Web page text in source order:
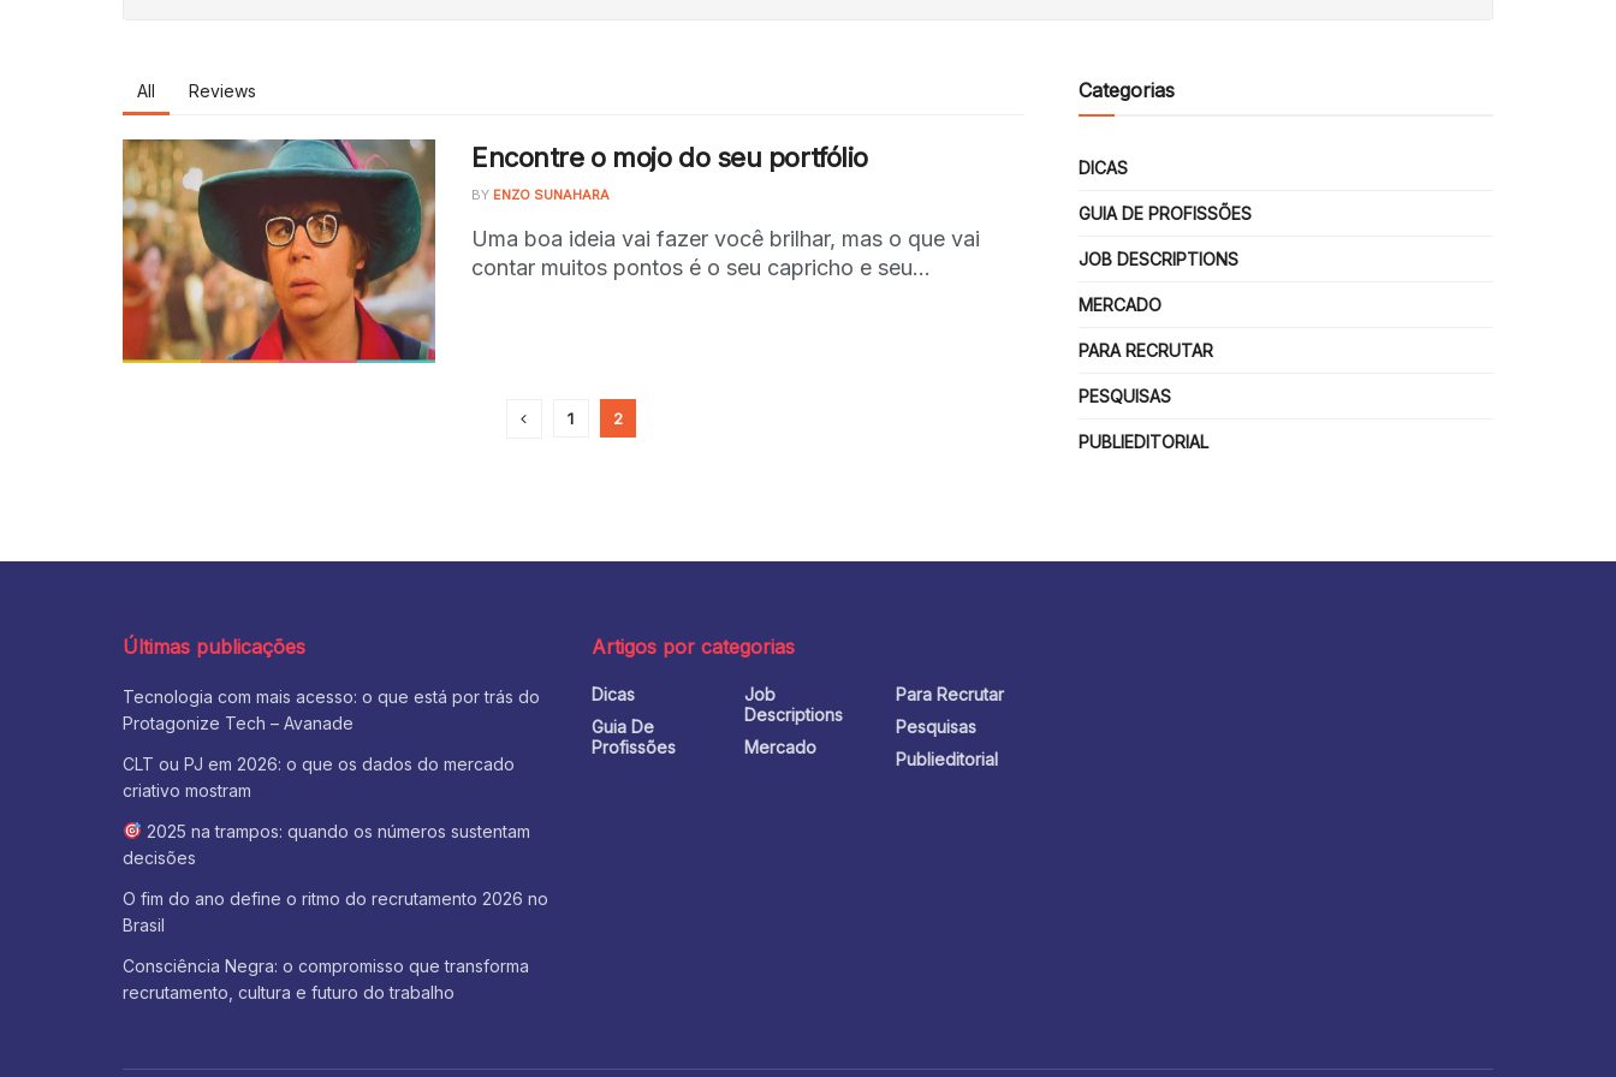
All Reviews
Encontre o mojo do seu portfólio
BY ENZO SUNAHARA
Uma boa ideia vai fazer você brilhar, mas o que vai
contar muitos pontos é o seu capricho e seu...
1 2
Categorias
DICAS
GUIA DE PROFISSÕES
JOB DESCRIPTIONS
MERCADO
PARA RECRUTAR
PESQUISAS
PUBLIEDITORIAL
Últimas publicações
Tecnologia com mais acesso: o que está por trás do
Protagonize Tech – Avanade
CLT ou PJ em 2026: o que os dados do mercado
criativo mostram
2025 na trampos: quando os números sustentam
decisões
O fim do ano define o ritmo do recrutamento 2026 no
Brasil
Consciência Negra: o compromisso que transforma
recrutamento, cultura e futuro do trabalho
Artigos por categorias
Dicas
Guia De
Profissões
Job
Descriptions
Mercado
Para Recrutar
Pesquisas
Publieditorial